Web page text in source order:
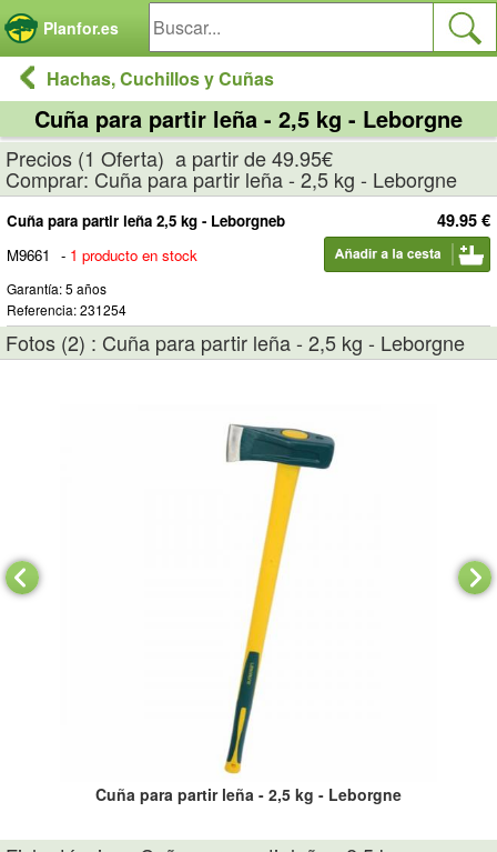
Planfor.es
Hachas, Cuchillos y Cuñas
Cuña para partir leña - 2,5 kg - Leborgne
Precios (1 Oferta) a partir de 49.95€
Comprar: Cuña para partir leña - 2,5 kg - Leborgne
49.95 €
Cuña para partir leña 2,5 kg - Leborgneb
M9661
- 1 producto en stock
Garantía: 5 años
Referencia: 231254
Fotos (2) : Cuña para partir leña - 2,5 kg - Leborgne
Cuña para partir leña - 2,5 kg - Leborgne
Panel de gestión de cookies